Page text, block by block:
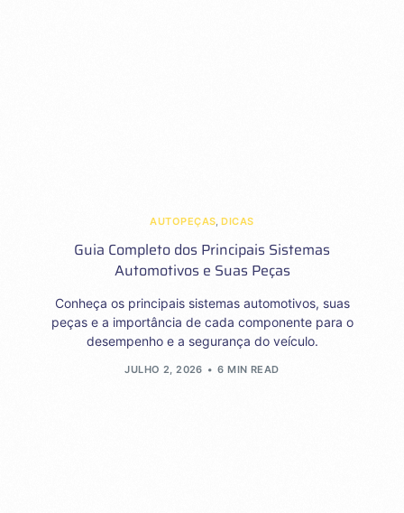
AUTOPEÇAS ,DICAS
Guia Completo dos Principais Sistemas
Automotivos e Suas Peças
Conheça os principais sistemas automotivos, suas
peças e a importância de cada componente para o
desempenho e a segurança do veículo.
JULHO 2, 2026 6 MIN READ